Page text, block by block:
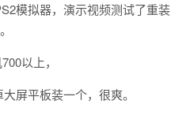
模拟器，演示视频测试了重装
以上，
屏平板装一个，很爽。